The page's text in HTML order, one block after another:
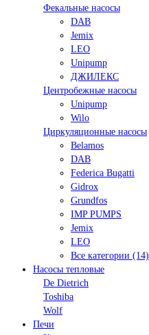
Фекальные насосы
DAB
Jemix
LEO
Unipump
ДЖИЛЕКС
Центробежные насосы
Unipump
Wilo
Циркуляционные насосы
Belamos
DAB
Federica Bugatti
Gidrox
Grundfos
IMP PUMPS
Jemix
LEO
Все категории (14)
Насосы тепловые
De Dietrich
Toshiba
Wolf
Печи